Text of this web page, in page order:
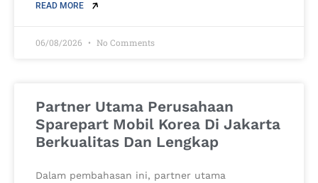
READ MORE
06/08/2026 No Comments
Partner Utama Perusahaan
Sparepart Mobil Korea Di Jakarta
Berkualitas Dan Lengkap
Dalam pembahasan ini, partner utama